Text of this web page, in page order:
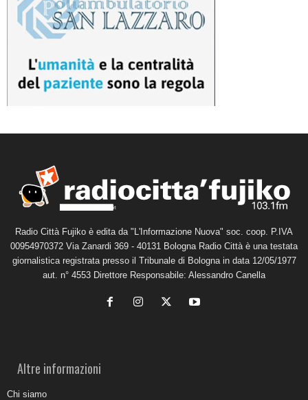
Radio Città Fujiko è edita da "L'Informazione Nuova" soc. coop. P.IVA
00954970372 Via Zanardi 369 - 40131 Bologna Radio Città è una testata
giornalistica registrata presso il Tribunale di Bologna in data 12/05/1977
aut. n° 4553 Direttore Responsabile: Alessandro Canella
Altre informazioni
Chi siamo